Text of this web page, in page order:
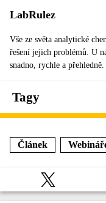
LabRulez
Vše ze světa analytické
řešení jejich problémů. U
snadno, rychle a přehledně.
Tagy
Článek